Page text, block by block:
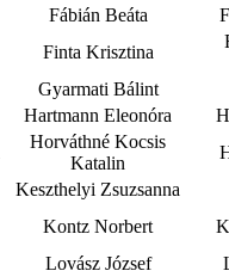
Fábián Beáta
Finta Krisztina
Gyarmati Bálint
Hartmann Eleonóra
Horváthné Kocsis
Katalin
Keszthelyi Zsuzsanna
Kontz Norbert
Lovász József